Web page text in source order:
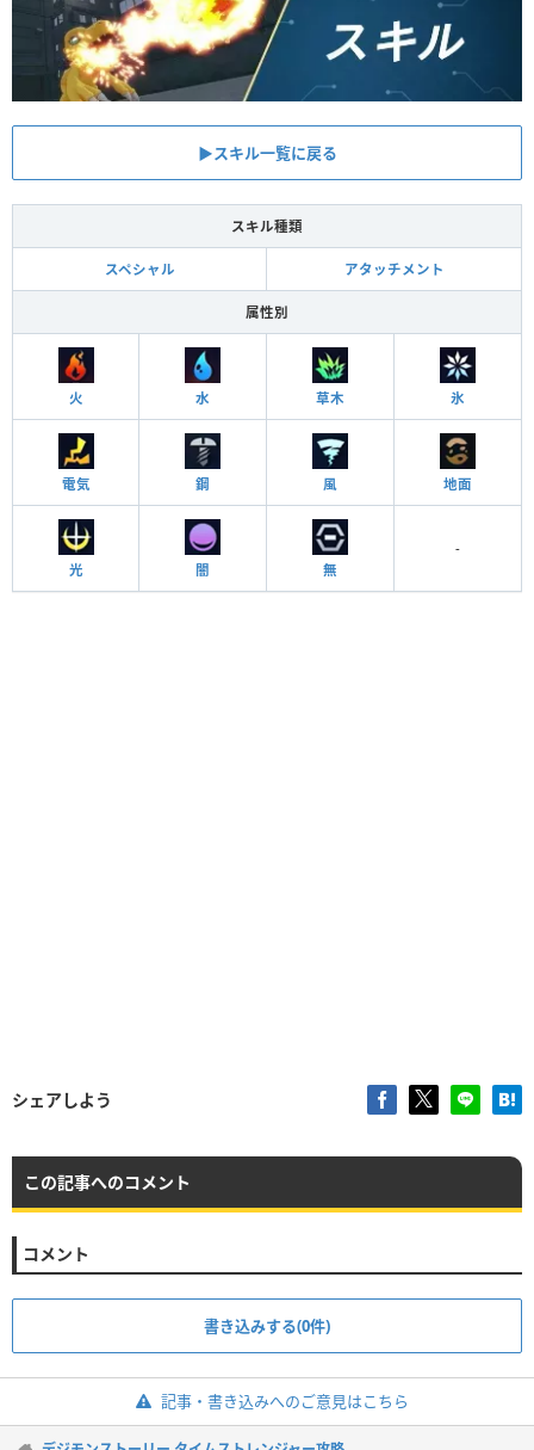
▶︎スキル一覧に戻る
スキル種類
スペシャル アタッチメント
属性別
火 水 草木 氷
電気 鋼 風 地面
光 闇 無
-
シェアしよう
この記事へのコメント
コメント
書き込みする(0件)
記事・書き込みへのご意見はこちら